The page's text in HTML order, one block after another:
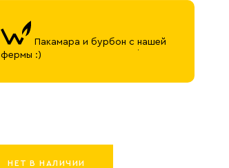
Пакамара и бурбон с нашей
фермы :)
НЕТ В НАЛИЧИИ